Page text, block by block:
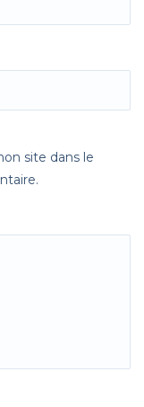
site dans le